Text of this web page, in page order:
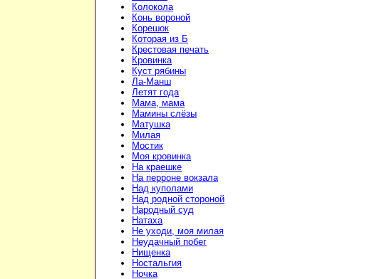
Колокола
Конь вороной
Корешок
Которая из Б
Крестовая печать
Кровинка
Куст рябины
Ла-Манш
Летят года
Мама, мама
Мамины слёзы
Матушка
Милая
Мостик
Моя кровинка
На краешке
На перроне вокзала
Над куполами
Над родной стороной
Народный суд
Натаха
Не уходи, моя милая
Неудачный побег
Нищенка
Ностальгия
Ночка